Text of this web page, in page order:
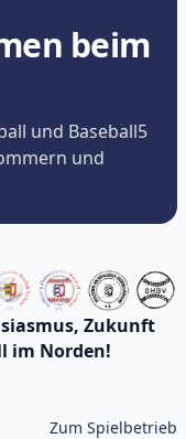
beim
und Baseball5
und
Zukunft
im Norden!
Zum Spielbetrieb